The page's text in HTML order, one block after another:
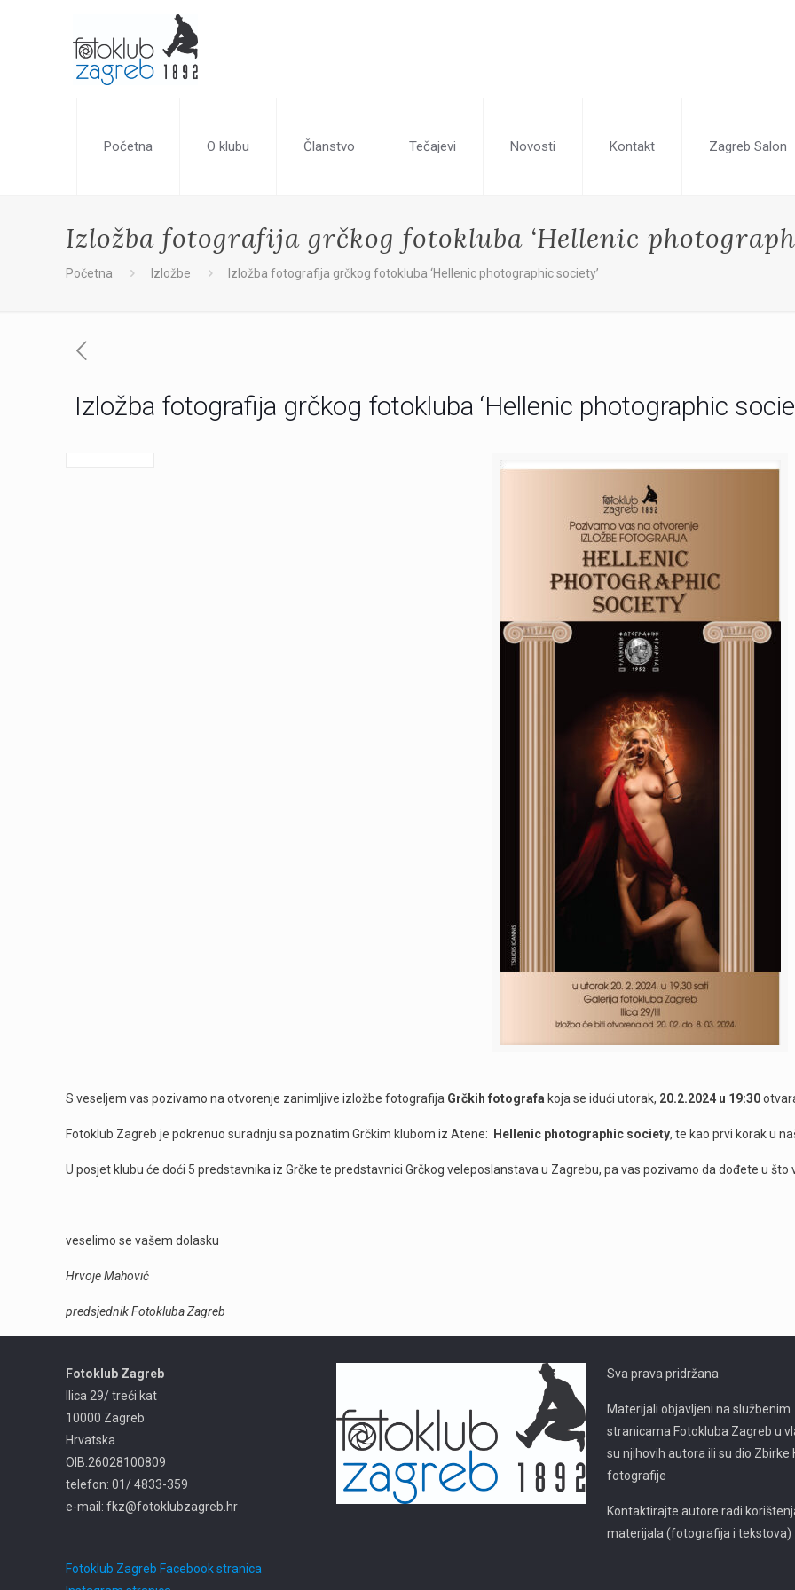
Početna O klubu Članstvo Tečajevi Novosti Kontakt Zagreb Salon
Izložba fotografija grčkog fotokluba ‘Hellenic
Početna Izložbe Izložba fotografija grčkog fotokluba ‘Hellenic photographic society’
Izložba fotografija grčkog fotokluba ‘Hellenic photographic
S veseljem vas pozivamo na otvorenje zanimljive izložbe fotografija Grčkih fotografa koja se idući utorak, 20.2.2024 u 19:30
Fotoklub Zagreb je pokrenuo suradnju sa poznatim Grčkim klubom iz Atene: Hellenic photographic society, te kao prvi korak u
U posjet klubu će doći 5 predstavnika iz Grčke te predstavnici Grčkog veleposlanstava u Zagrebu, pa vas pozivamo da dođete u što
veselimo se vašem dolasku
Hrvoje Mahović
predsjednik Fotokluba Zagreb
Fotoklub Zagreb
Ilica 29/ treći kat
10000 Zagreb
Hrvatska
OIB:26028100809
telefon: 01/ 4833-359
e-mail: fkz@fotoklubzagreb.hr
Fotoklub Zagreb Facebook stranica
Sva prava pridržana
Materijali objavljeni na službenim
stranicama Fotokluba Zagreb u
su njihovih autora ili su dio Zbirke
fotografije
Kontaktirajte autore radi
materijala (fotografija i tekstova)